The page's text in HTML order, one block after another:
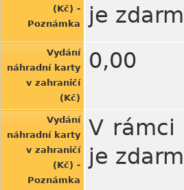
(Kč) -
Poznámka
je
Vydání
náhradní karty
v zahraničí
(Kč)
0,00
Vydání
náhradní karty
v zahraničí
(Kč) -
Poznámka
V rámci
je